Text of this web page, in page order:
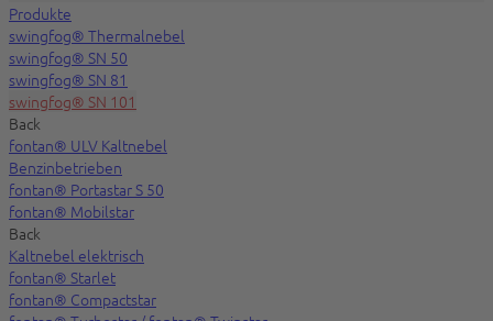
Produkte
swingfog® Thermalnebel
swingfog® SN 50
swingfog® SN 81
swingfog® SN 101
Back
fontan® ULV Kaltnebel
Benzinbetrieben
fontan® Portastar S 50
fontan® Mobilstar
Back
Kaltnebel elektrisch
fontan® Starlet
fontan® Compactstar